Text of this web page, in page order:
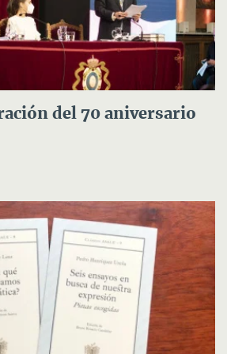
del 70 aniversario